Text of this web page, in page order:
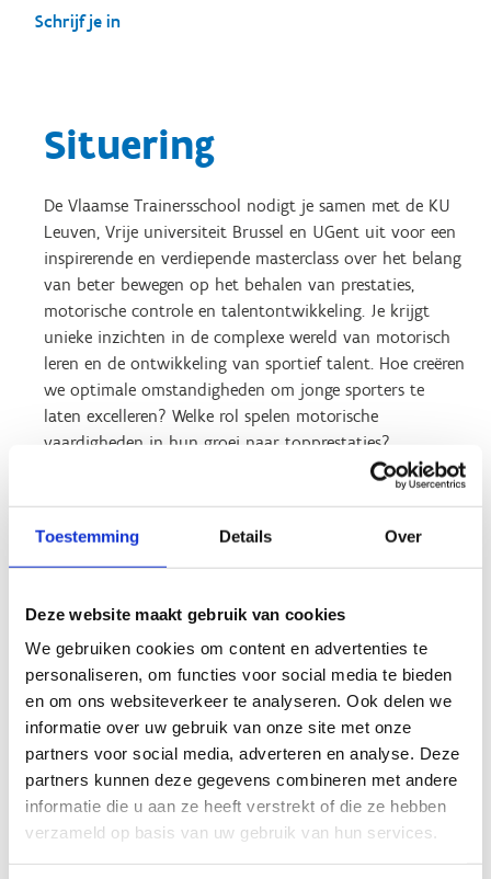
Toestemming Details Over
Deze website maakt gebruik van cookies
We gebruiken cookies om content en advertenties te
personaliseren, om functies voor social media te bieden
en om ons websiteverkeer te analyseren. Ook delen we
informatie over uw gebruik van onze site met onze
partners voor social media, adverteren en analyse. Deze
partners kunnen deze gegevens combineren met andere
informatie die u aan ze heeft verstrekt of die ze hebben
verzameld op basis van uw gebruik van hun services.
Schrijf je in
Situering
De Vlaamse Trainersschool nodigt je samen met de KU
Leuven, Vrije universiteit Brussel en UGent uit voor een
inspirerende en verdiepende masterclass over het belang
van beter bewegen op het behalen van prestaties,
motorische controle en talentontwikkeling. Je krijgt
unieke inzichten in de complexe wereld van motorisch
leren en de ontwikkeling van sportief talent. Hoe creëren
we optimale omstandigheden om jonge sporters te
laten excelleren? Welke rol spelen motorische
vaardigheden in hun groei naar topprestaties?
Met toonaangevende experts uit het veld verkennen we
wetenschappelijke inzichten en praktische toepassingen.
Wanneer
We organiseren deze masterclass opzaterdag 21 maart
2026van 08.30u-12.45u. Hierna volgt een lekkere lunch.
Doelgroep
Deze masterclass is gericht op Trainers B en Trainers A
en professionals die het maximale uit hun atleten, actief